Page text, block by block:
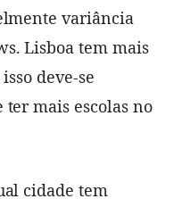
variância
Lisboa tem mais
deve-se
mais escolas no
cidade tem